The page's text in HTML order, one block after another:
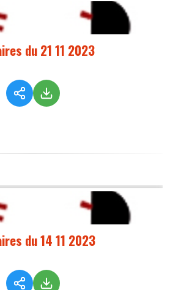
du 21 11 2023
du 14 11 2023